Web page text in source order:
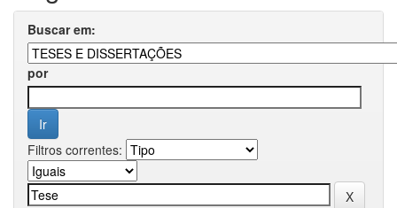
Buscar em:
por
Filtros correntes: